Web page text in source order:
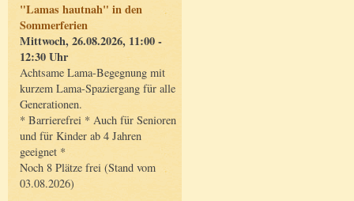
"Lamas hautnah" in den
Sommerferien
Mittwoch, 26.08.2026, 11:00 -
12:30 Uhr
Achtsame Lama-Begegnung mit
kurzem Lama-Spaziergang für alle
Generationen.
* Barrierefrei * Auch für Senioren
und für Kinder ab 4 Jahren
geeignet *
Noch 8 Plätze frei (Stand vom
03.08.2026)